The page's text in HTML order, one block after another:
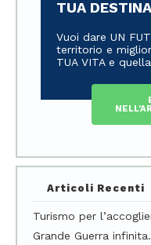
TUA
Vuoi dare UN
territorio e
TUA VITA e
Articoli Recenti
Turismo per
Grande Guerra